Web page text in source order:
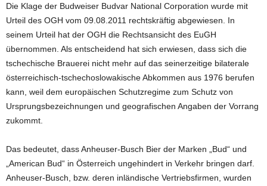
Die Klage der Budweiser Budvar National Corporation wurde mit
Urteil des OGH vom 09.08.2011 rechtskräftig abgewiesen. In
seinem Urteil hat der OGH die Rechtsansicht des EuGH
übernommen. Als entscheidend hat sich erwiesen, dass sich die
tschechische Brauerei nicht mehr auf das seinerzeitige bilaterale
österreichisch-tschechoslowakische Abkommen aus 1976 berufen
kann, weil dem europäischen Schutzregime zum Schutz von
Ursprungsbezeichnungen und geografischen Angaben der Vorrang
zukommt.
Das bedeutet, dass Anheuser-Busch Bier der Marken „Bud“ und
„American Bud“ in Österreich ungehindert in Verkehr bringen darf.
Anheuser-Busch, bzw. deren inländische Vertriebsfirmen, wurden